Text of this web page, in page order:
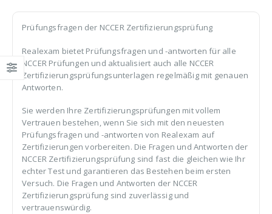
Prüfungsfragen der NCCER Zertifizierungsprüfung
Realexam bietet Prüfungsfragen und -antworten für alle
NCCER Prüfungen und aktualisiert auch alle NCCER
Zertifizierungsprüfungsunterlagen regelmäßig mit genauen
Antworten.
Sie werden Ihre Zertifizierungsprüfungen mit vollem
Vertrauen bestehen, wenn Sie sich mit den neuesten
Prüfungsfragen und -antworten von Realexam auf
Zertifizierungen vorbereiten. Die Fragen und Antworten der
NCCER Zertifizierungsprüfung sind fast die gleichen wie Ihr
echter Test und garantieren das Bestehen beim ersten
Versuch. Die Fragen und Antworten der NCCER
Zertifizierungsprüfung sind zuverlässig und
vertrauenswürdig.